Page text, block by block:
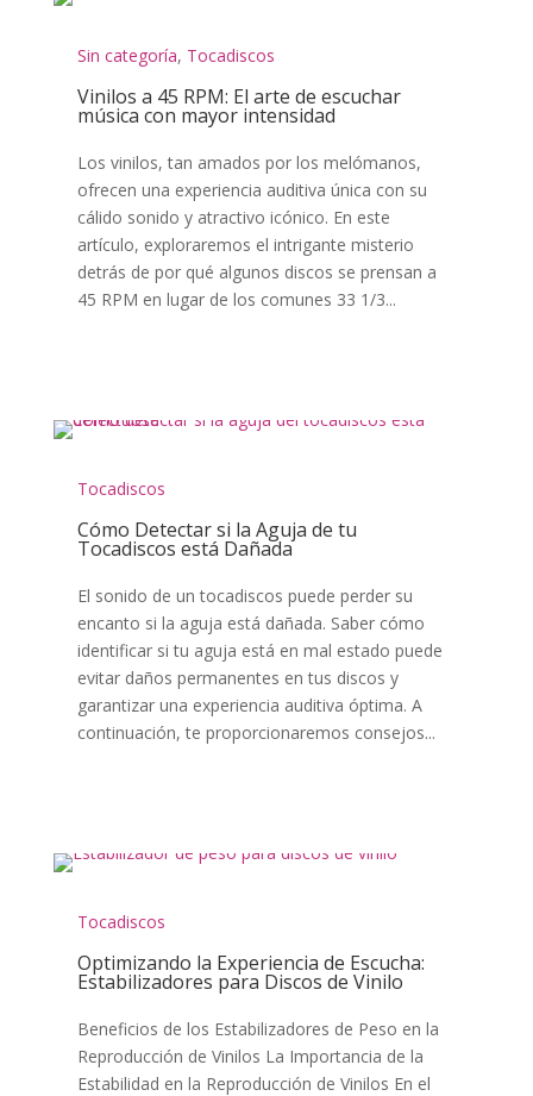
Sin categoría, Tocadiscos
Vinilos a 45 RPM: El arte de escuchar
música con mayor intensidad
Los vinilos, tan amados por los melómanos,
ofrecen una experiencia auditiva única con su
cálido sonido y atractivo icónico. En este
artículo, exploraremos el intrigante misterio
detrás de por qué algunos discos se prensan a
45 RPM en lugar de los comunes 33 1/3...
Tocadiscos
Cómo Detectar si la Aguja de tu
Tocadiscos está Dañada
El sonido de un tocadiscos puede perder su
encanto si la aguja está dañada. Saber cómo
identificar si tu aguja está en mal estado puede
evitar daños permanentes en tus discos y
garantizar una experiencia auditiva óptima. A
continuación, te proporcionaremos consejos...
Tocadiscos
Optimizando la Experiencia de Escucha:
Estabilizadores para Discos de Vinilo
Beneficios de los Estabilizadores de Peso en la
Reproducción de Vinilos La Importancia de la
Estabilidad en la Reproducción de Vinilos En el